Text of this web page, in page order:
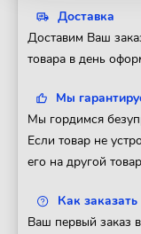
Доставка
Доставим Ваш
товара в день
Мы
Мы гордимся
Если товар не
его на другой
Как заказать
Ваш первый заказ